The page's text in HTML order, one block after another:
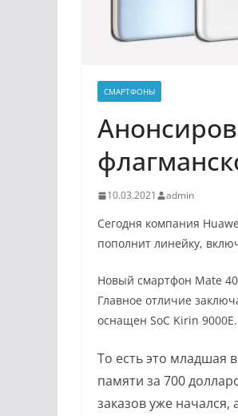
СМАРТФОНЫ
10.03.2021 admin
Сегодня компания
пополнит линейку,
Новый смартфон Mate
Главное отличие
оснащен SoC Kirin 9000E.
То есть это младшая
памяти за 700
заказов уже